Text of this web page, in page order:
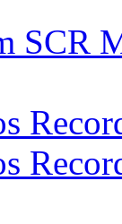
SCR